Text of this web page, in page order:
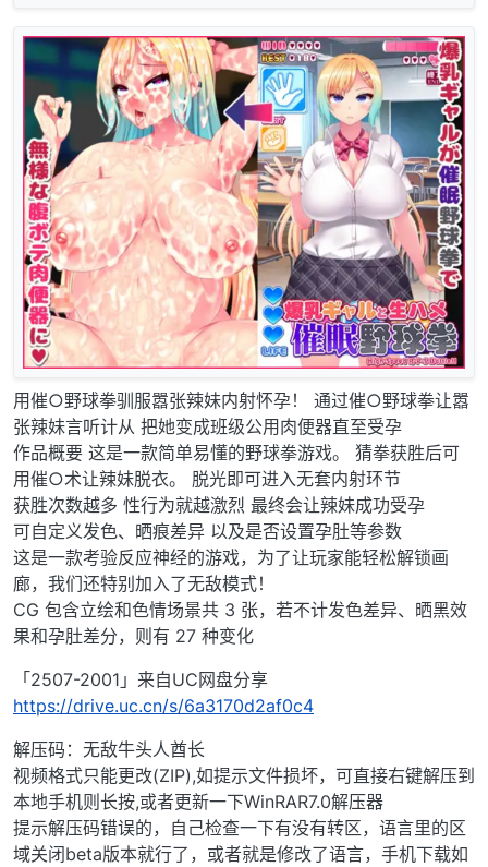
用催○野球拳驯服嚣张辣妹内射怀孕！ 通过催○野球拳让嚣
张辣妹言听计从 把她变成班级公用肉便器直至受孕
作品概要 这是一款简单易懂的野球拳游戏。 猜拳获胜后可
用催○术让辣妹脱衣。 脱光即可进入无套内射环节
获胜次数越多 性行为就越激烈 最终会让辣妹成功受孕
可自定义发色、晒痕差异 以及是否设置孕肚等参数
这是一款考验反应神经的游戏，为了让玩家能轻松解锁画
廊，我们还特别加入了无敌模式！
CG 包含立绘和色情场景共 3 张，若不计发色差异、晒黑效
果和孕肚差分，则有 27 种变化
「2507-2001」来自UC网盘分享
https://drive.uc.cn/s/6a3170d2af0c4
解压码：无敌牛头人酋长
视频格式只能更改(ZIP),如提示文件损坏，可直接右键解压到
本地手机则长按,或者更新一下WinRAR7.0解压器
提示解压码错误的，自己检查一下有没有转区，语言里的区
域关闭beta版本就行了，或者就是修改了语言，手机下载如